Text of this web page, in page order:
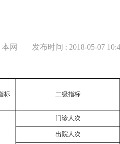
网 发布时间 : 2018-05-07
标 二级指标
门诊人次
出院人次